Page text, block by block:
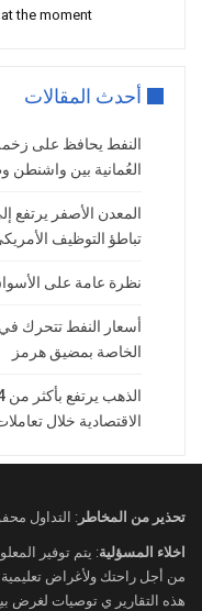
the moment.
أحدث المقالات
النفط يحافظ على زخمه
العُمانية بين واشنطن
تباطؤ التوظيف
نظرة عامة على
أسعار النفط تتحرك
الخاصة بمضيق هرمز
الاقتصادية خلال
تحذير من المخاطر : التداول
اخلاء المسؤلية: يتم توفير
من أجل راحتك ولأغراض
هذه التقارير ي توصيات لغرض